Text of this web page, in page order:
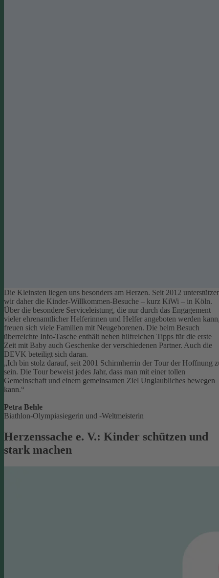
Die Kleinsten liegen uns besonders am Herzen. Seit 2012
wir daher die Kinder-Willkommen-Besuche – kurz KiWi – in Köln.
Über die besondere Serviceleistung, die nur durch das Engagement
vieler ehrenamtlicher Helferinnen und Helfer angeboten werden
freuen sich viele Familien mit Neugeborenen. Die beim Besuch
überreichte Info-Tasche enthält neben hilfreichen Tipps für die erste
Zeit mit Baby auch Geschenke der verschiedenen Partner. Auch die
DEVK beteiligt sich daran.
„Ich bin stolz darauf, seit 2001 Schirmherrin der Tour der Hoffnung
sein. Die Tour beweist jedes Jahr, dass man mit einer tollen
Gemeinschaft und einem gemeinsamen Ziel Unglaubliches bewegen
kann.“
Petra Behle
Biathlon-Olympiasiegerin und -Weltmeisterin
Herzenssache e. V.: Kinder schützen und
stark machen